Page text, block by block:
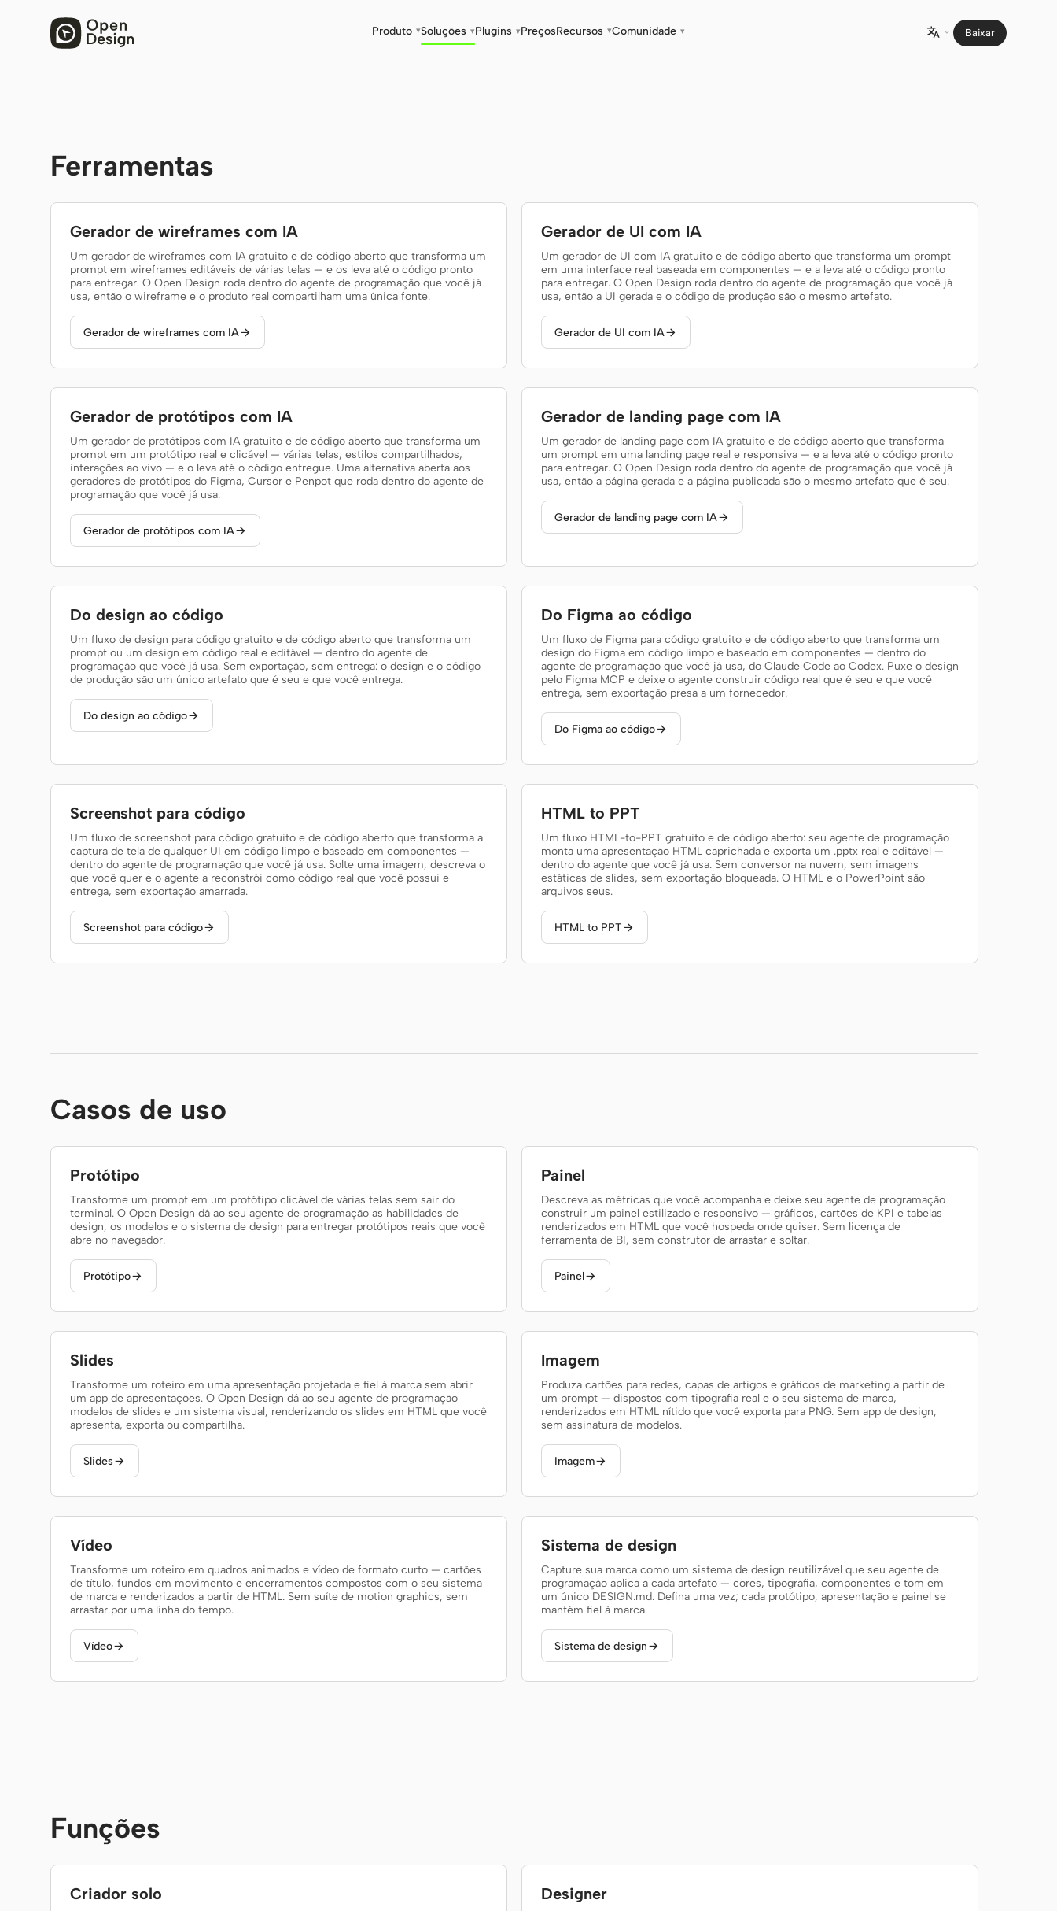
Produto ▾Soluções ▾Plugins ▾PreçosRecursos ▾Comunidade ▾  Baixar
Ferramentas
Gerador de wireframes com IA
Um gerador de wireframes com IA gratuito e de código aberto que transforma um
prompt em wireframes editáveis de várias telas — e os leva até o código pronto
para entregar. O Open Design roda dentro do agente de programação que você já
usa, então o wireframe e o produto real compartilham uma única fonte.
Gerador de wireframes com IA
Gerador de UI com IA
Um gerador de UI com IA gratuito e de código aberto que transforma um prompt
em uma interface real baseada em componentes — e a leva até o código pronto
para entregar. O Open Design roda dentro do agente de programação que você já
usa, então a UI gerada e o código de produção são o mesmo artefato.
Gerador de UI com IA
Gerador de protótipos com IA
Um gerador de protótipos com IA gratuito e de código aberto que transforma um
prompt em um protótipo real e clicável — várias telas, estilos compartilhados,
interações ao vivo — e o leva até o código entregue. Uma alternativa aberta aos
geradores de protótipos do Figma, Cursor e Penpot que roda dentro do agente de
programação que você já usa.
Gerador de protótipos com IA
Gerador de landing page com IA
Um gerador de landing page com IA gratuito e de código aberto que transforma
um prompt em uma landing page real e responsiva — e a leva até o código pronto
para entregar. O Open Design roda dentro do agente de programação que você já
usa, então a página gerada e a página publicada são o mesmo artefato que é seu.
Gerador de landing page com IA
Do design ao código
Um fluxo de design para código gratuito e de código aberto que transforma um
prompt ou um design em código real e editável — dentro do agente de
programação que você já usa. Sem exportação, sem entrega: o design e o código
de produção são um único artefato que é seu e que você entrega.
Do design ao código
Do Figma ao código
Um fluxo de Figma para código gratuito e de código aberto que transforma um
design do Figma em código limpo e baseado em componentes — dentro do
agente de programação que você já usa, do Claude Code ao Codex. Puxe o design
pelo Figma MCP e deixe o agente construir código real que é seu e que você
entrega, sem exportação presa a um fornecedor.
Do Figma ao código
Screenshot para código
Um fluxo de screenshot para código gratuito e de código aberto que transforma a
captura de tela de qualquer UI em código limpo e baseado em componentes —
dentro do agente de programação que você já usa. Solte uma imagem, descreva o
que você quer e o agente a reconstrói como código real que você possui e
entrega, sem exportação amarrada.
Screenshot para código
HTML to PPT
Um fluxo HTML-to-PPT gratuito e de código aberto: seu agente de programação
monta uma apresentação HTML caprichada e exporta um .pptx real e editável —
dentro do agente que você já usa. Sem conversor na nuvem, sem imagens
estáticas de slides, sem exportação bloqueada. O HTML e o PowerPoint são
arquivos seus.
HTML to PPT
Casos de uso
Protótipo
Transforme um prompt em um protótipo clicável de várias telas sem sair do
terminal. O Open Design dá ao seu agente de programação as habilidades de
design, os modelos e o sistema de design para entregar protótipos reais que você
abre no navegador.
Protótipo
Painel
Descreva as métricas que você acompanha e deixe seu agente de programação
construir um painel estilizado e responsivo — gráficos, cartões de KPI e tabelas
renderizados em HTML que você hospeda onde quiser. Sem licença de
ferramenta de BI, sem construtor de arrastar e soltar.
Painel
Slides
Transforme um roteiro em uma apresentação projetada e fiel à marca sem abrir
um app de apresentações. O Open Design dá ao seu agente de programação
modelos de slides e um sistema visual, renderizando os slides em HTML que você
apresenta, exporta ou compartilha.
Slides
Imagem
Produza cartões para redes, capas de artigos e gráficos de marketing a partir de
um prompt — dispostos com tipografia real e o seu sistema de marca,
renderizados em HTML nítido que você exporta para PNG. Sem app de design,
sem assinatura de modelos.
Imagem
Vídeo
Transforme um roteiro em quadros animados e vídeo de formato curto — cartões
de título, fundos em movimento e encerramentos compostos com o seu sistema
de marca e renderizados a partir de HTML. Sem suíte de motion graphics, sem
arrastar por uma linha do tempo.
Vídeo
Sistema de design
Capture sua marca como um sistema de design reutilizável que seu agente de
programação aplica a cada artefato — cores, tipografia, componentes e tom em
um único DESIGN.md. Defina uma vez; cada protótipo, apresentação e painel se
mantém fiel à marca.
Sistema de design
Funções
Criador solo Designer